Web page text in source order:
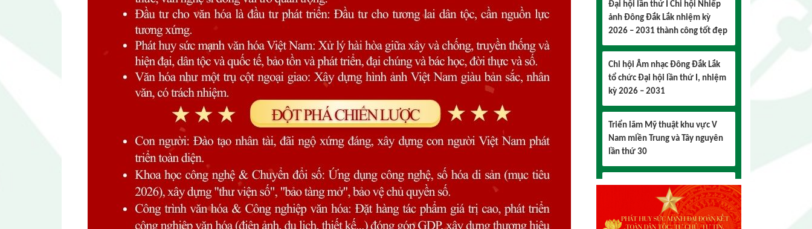
Chi hội Âm nhạc Đông Đắk Lắk
kỳ 2026 – 2031
Triển lãm Mỹ thuật khu vực V
lần thứ 30
Lễ hội sầu riêng Đắk Lắk 2026
đặc sắc
Đại hội lần thứ I Chi hội Múa:
Sức trẻ dẫn lối đổi mới